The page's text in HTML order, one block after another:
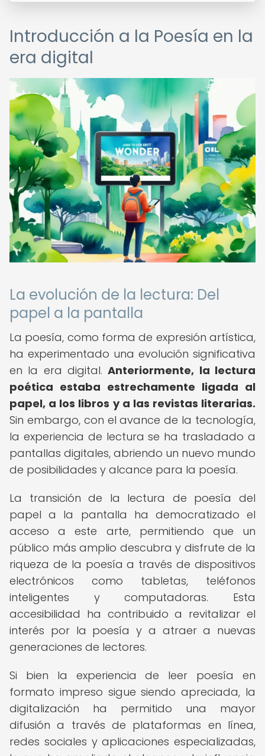
Introducción a la Poesía en la
era digital
La evolución de la lectura: Del
papel a la pantalla
La poesía, como forma de expresión artística,
ha experimentado una evolución significativa
en la era digital.Anteriormente, la lectura
poética estaba estrechamente ligada al
papel, a los libros y a las revistas literarias.
Sin embargo, con el avance de la tecnología,
la experiencia de lectura se ha trasladado a
pantallas digitales, abriendo un nuevo mundo
de posibilidades y alcance para la poesía.
La transición de la lectura de poesía del
papel a la pantalla ha democratizado el
acceso a este arte, permitiendo que un
público más amplio descubra y disfrute de la
riqueza de la poesía a través de dispositivos
electrónicos como tabletas, teléfonos
inteligentes y computadoras. Esta
accesibilidad ha contribuido a revitalizar el
interés por la poesía y a atraer a nuevas
generaciones de lectores.
Si bien la experiencia de leer poesía en
formato impreso sigue siendo apreciada, la
digitalización ha permitido una mayor
difusión a través de plataformas en línea,
redes sociales y aplicaciones especializadas,